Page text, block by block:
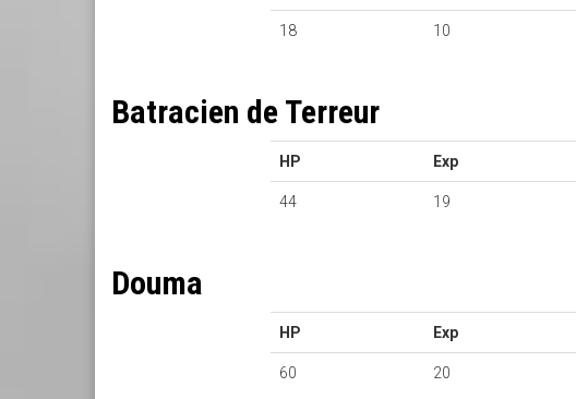
18 10
Batracien de Terreur
HP Exp
44 19
Douma
HP Exp
60 20